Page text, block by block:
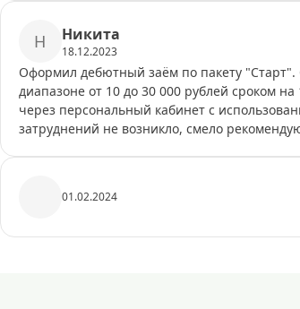
Н Никита
18.12.2023
Оформил дебютный заём по пакету "Старт".
диапазоне от 10 до 30 000 рублей сроком
через персональный кабинет с
затруднений не возникло, смело
01.02.2024